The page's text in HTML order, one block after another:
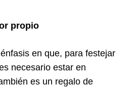
propio
en que, para festejar
necesario estar en
es un regalo de